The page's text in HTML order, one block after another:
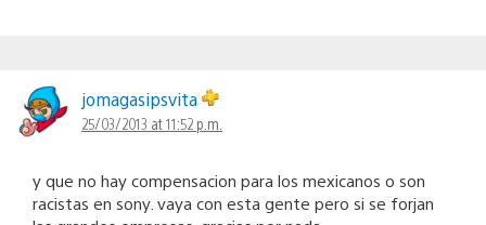
jomagasipsvita
25/03/2013 at 11:52 p.m.
y que no hay compensacion para los mexicanos o son
racistas en sony. vaya con esta gente pero si se forjan